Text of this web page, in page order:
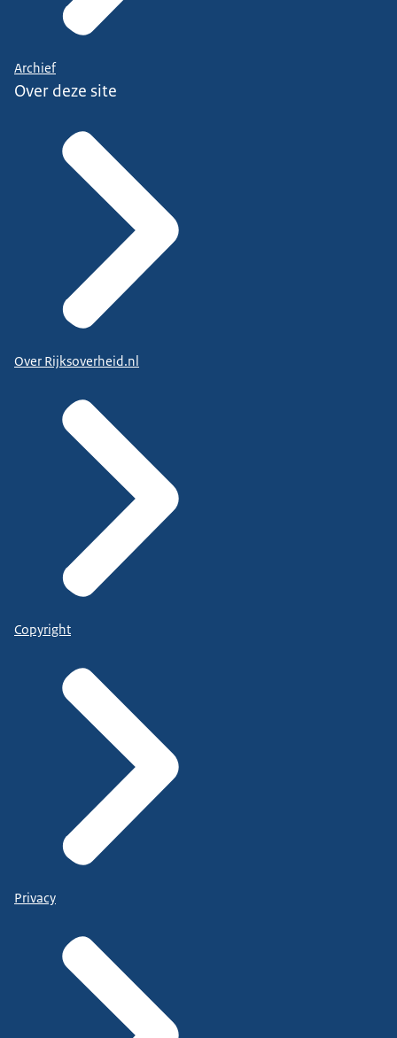
Archief
Over deze site
Over Rijksoverheid.nl
Copyright
Privacy